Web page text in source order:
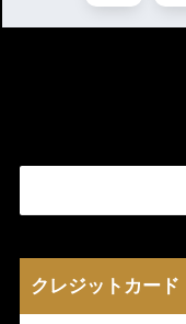
クレジットカード